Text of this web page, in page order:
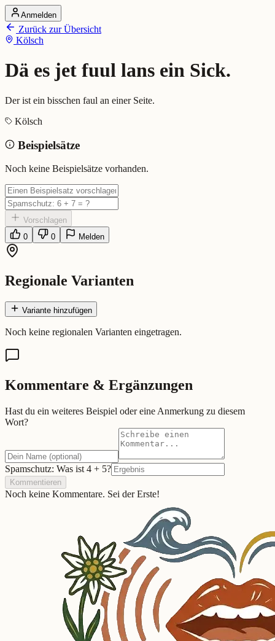
Startseite
Alle Dialekte
Dialekte vergleichen
Dialekt-Karte
Ranking
Dä es jet fuul lans ein Sick.
Bedeutung: Der ist ein bisschen faul an einer Seite.
Beispiel:Dä bewegt sich nit jähn, dä es jet fuul...
Eingereicht von: Mundwerk Team
Anmelden
Zurück zur Übersicht
Kölsch
Dä es jet fuul lans ein Sick.
Der ist ein bisschen faul an einer Seite.
Kölsch
Beispielsätze
Noch keine Beispielsätze vorhanden.
Vorschlagen
0
0 Melden
Regionale Varianten
Variante hinzufügen
Noch keine regionalen Varianten eingetragen.
Kommentare & Ergänzungen
Hast du ein weiteres Beispiel oder eine Anmerkung zu diesem
Wort?
Spamschutz: Was ist 4 + 5?
Kommentieren
Noch keine Kommentare. Sei der Erste!